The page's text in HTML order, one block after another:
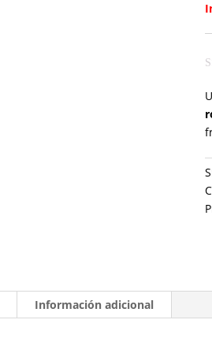
Información adicional